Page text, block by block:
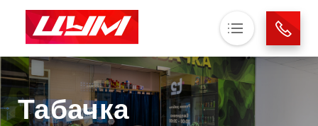
Основная навигация
Табачка